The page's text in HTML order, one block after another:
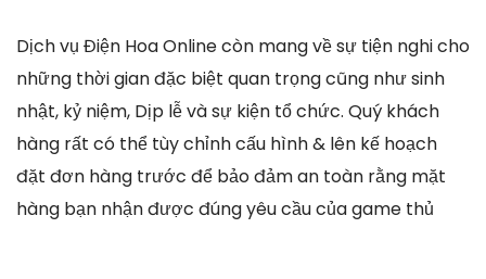
Dịch vụ Điện Hoa Online còn mang về sự tiện nghi cho
những thời gian đặc biệt quan trọng cũng như sinh
nhật, kỷ niệm, Dịp lễ và sự kiện tổ chức. Quý khách
hàng rất có thể tùy chỉnh cấu hình & lên kế hoạch
đặt đơn hàng trước để bảo đảm an toàn rằng mặt
hàng bạn nhận được đúng yêu cầu của game thủ